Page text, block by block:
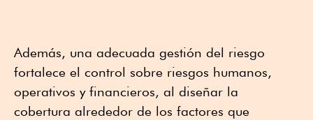
Además, una adecuada gestión del riesgo
fortalece el control sobre riesgos humanos,
operativos y financieros, al diseñar la
cobertura alrededor de los factores que